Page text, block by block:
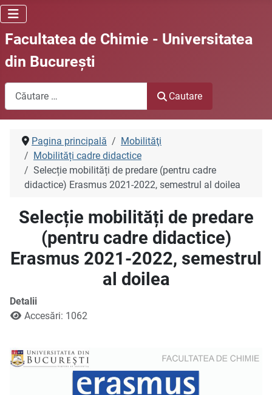
Facultatea de Chimie - Universitatea
din Bucureşti
Cautare
Cautare
Pagina principală
Mobilităţi
Mobilități cadre didactice
Selecție mobilități de predare (pentru cadre
didactice) Erasmus 2021-2022, semestrul al doilea
Selecție mobilități de predare
(pentru cadre didactice)
Erasmus 2021-2022, semestrul
al doilea
Detalii
Accesări: 1062